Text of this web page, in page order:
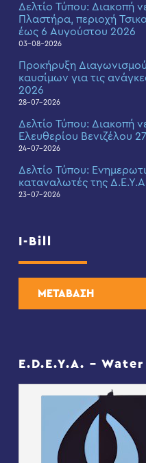
Δελτίο Τύπου: Διακοπή
Πλαστήρα, περιοχή
έως 6 Αυγούστου 2026
03-08-2026
Προκήρυξη
καυσίμων για τις
2026
28-07-2026
Δελτίο Τύπου: Διακοπή
Ελευθερίου Βενιζέλου
24-07-2026
Δελτίο Τύπου:
καταναλωτές της
23-07-2026
I-Bill
ΜΕΤΑΒΑΣΗ
E.D.E.Y.A. –